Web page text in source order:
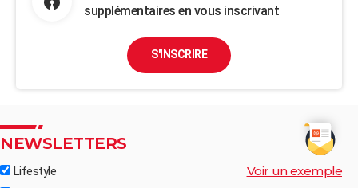
supplémentaires en vous inscrivant
S'INSCRIRE
NEWSLETTERS
Lifestyle Voir un exemple